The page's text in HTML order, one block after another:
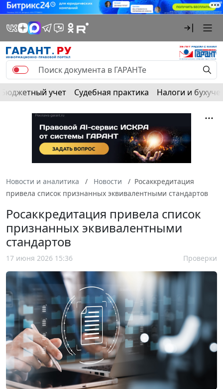
Бюджетный учет Судебная практика Налоги и
Новости и аналитика Новости
Росаккредитация
привела список признанных эквивалентными стандартов
Росаккредитация привела список
признанных эквивалентными
стандартов
17 июня 2026 15:36 Проверки